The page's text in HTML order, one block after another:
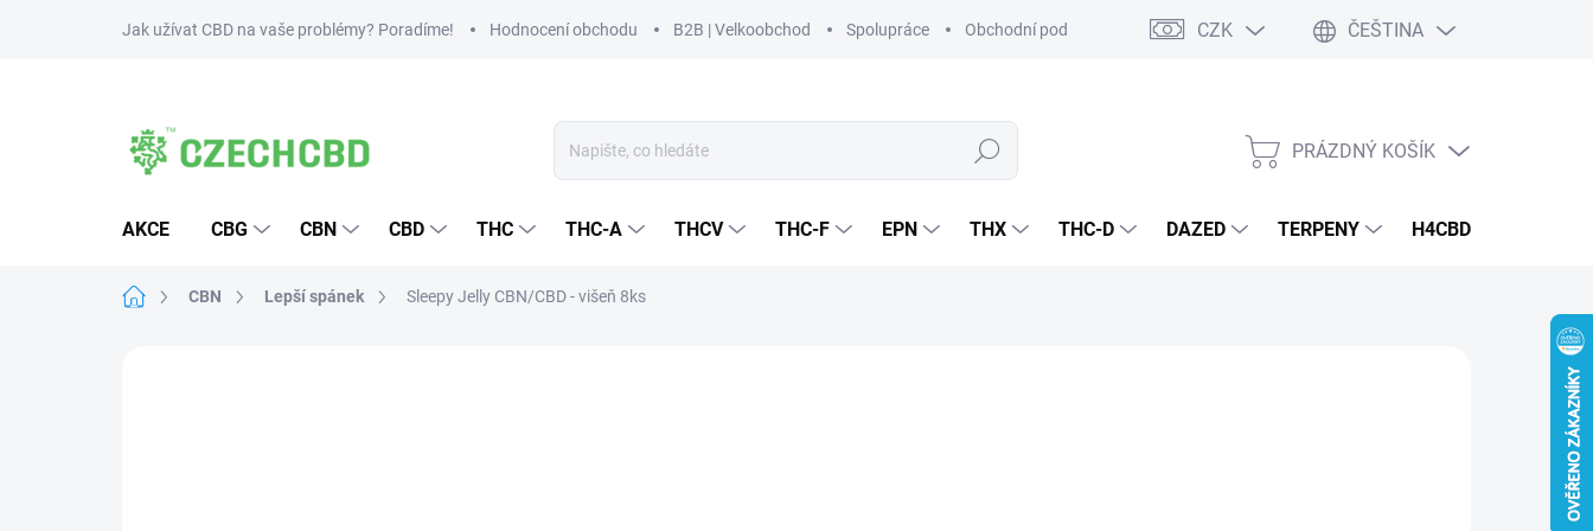
Jak užívat CBD na vaše problémy? Poradíme! Hodnocení obchodu B2B | Velkoobchod Spolupráce Obchodní podmínky Podmínky ochrany osobních údajů
CZK ČEŠTINA
Hledat
NÁKUPNÍ
PRÁZDNÝ KOŠÍK
AKCE CBG CBN CBD THC THC-A THCV THC-F EPN THX THC-D DAZED TERPENY H4CBD
Domů CBN Lepší spánek Sleepy Jelly CBN/CBD - višeň 8ks